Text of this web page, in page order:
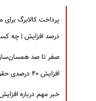
درصد افزایش | چه
صفر تا صد
افزایش ۴۰ درصدی حقوق بازنشستگان
خبر مهم درباره